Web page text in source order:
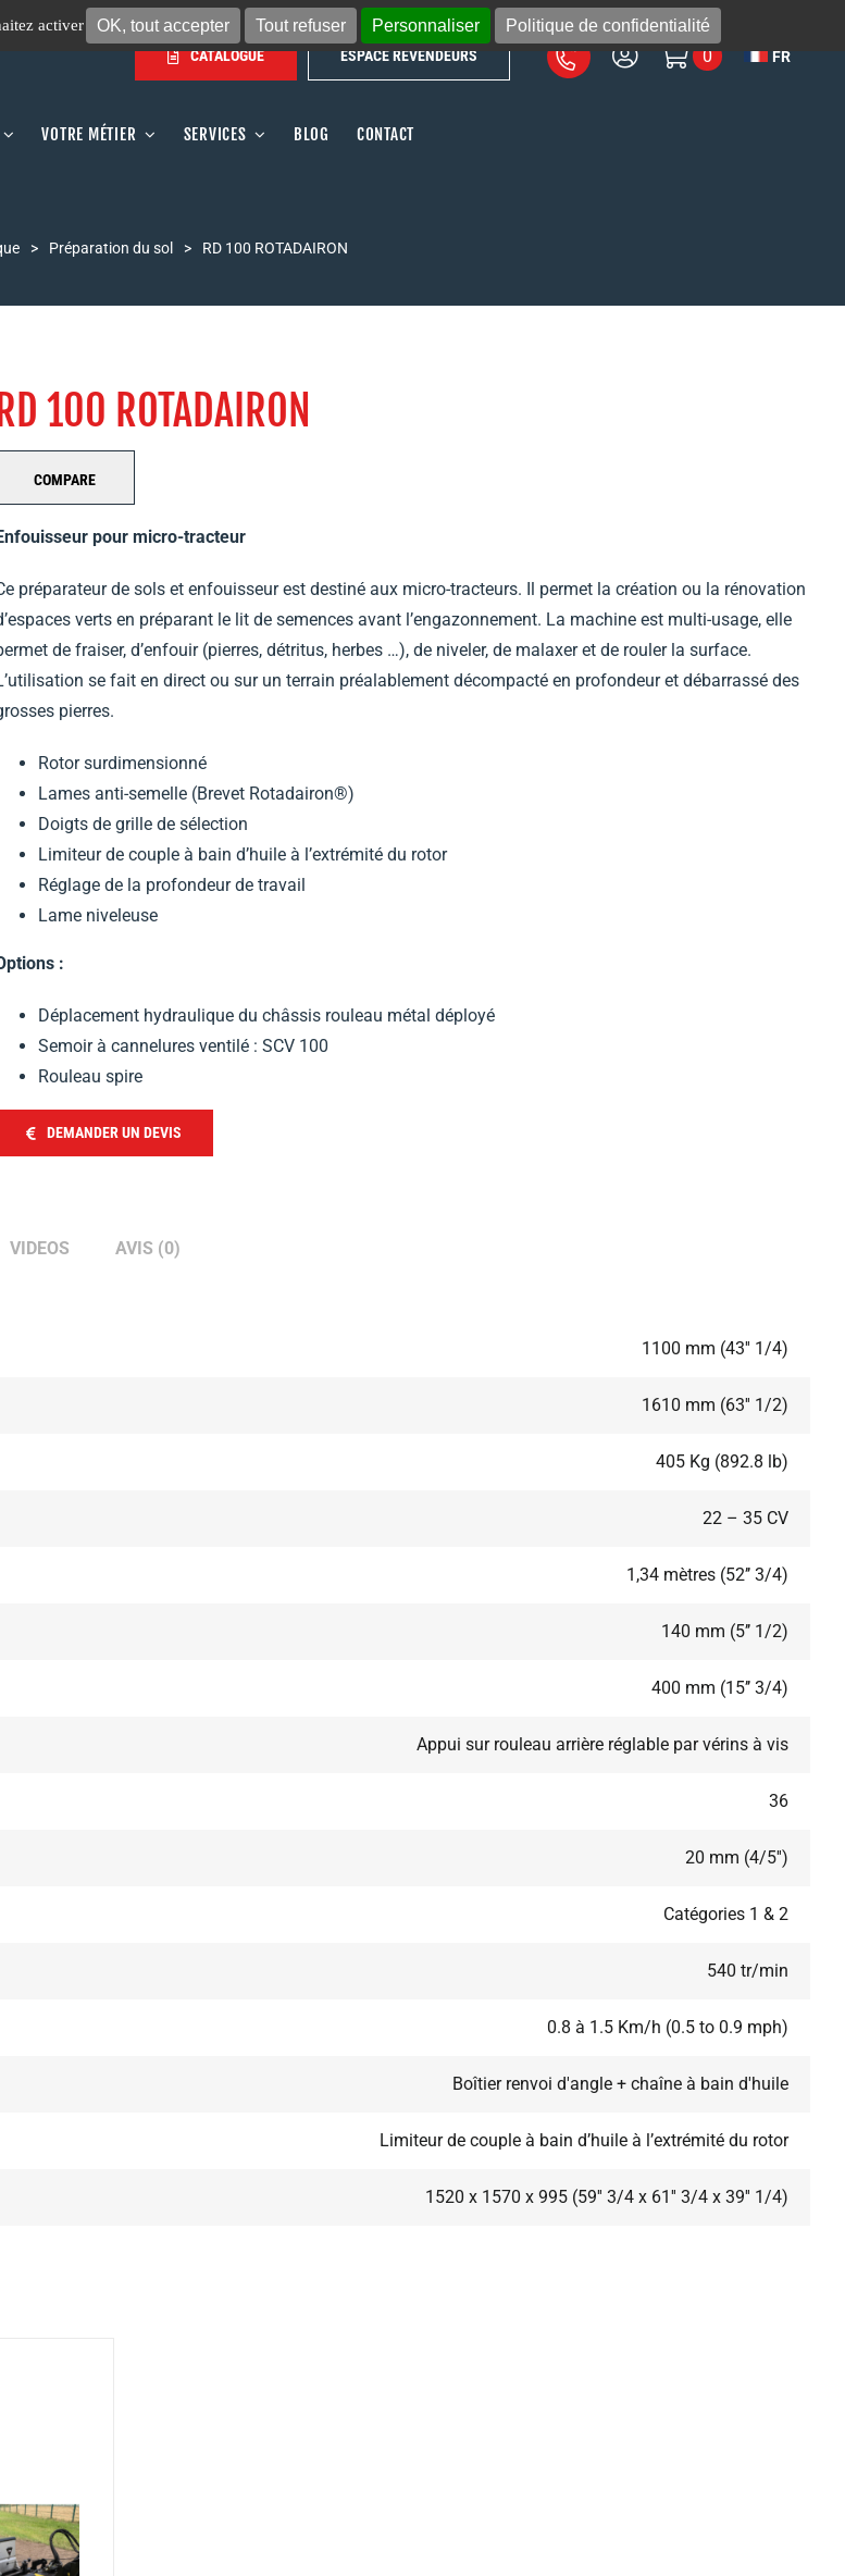
activer OK, tout accepter Tout refuser Personnaliser Politique de confidentialité
CATALOGUE ESPACE REVENDEURS 0 FR
VOTRE MÉTIER SERVICES BLOG CONTACT
> Préparation du sol > RD 100 ROTADAIRON
RD 100 ROTADAIRON
COMPARE
pour micro-tracteur
préparateur de sols et enfouisseur est destiné aux micro-tracteurs. Il permet la création ou la rénovation
verts en préparant le lit de semences avant l’engazonnement. La machine est multi-usage, elle
de fraiser, d’enfouir (pierres, détritus, herbes …), de niveler, de malaxer et de rouler la surface.
se fait en direct ou sur un terrain préalablement décompacté en profondeur et débarrassé des
pierres.
Rotor surdimensionné
Lames anti-semelle (Brevet Rotadairon®)
Doigts de grille de sélection
Limiteur de couple à bain d’huile à l’extrémité du rotor
Réglage de la profondeur de travail
Lame niveleuse
:
Déplacement hydraulique du châssis rouleau métal déployé
Semoir à cannelures ventilé : SCV 100
Rouleau spire
DEMANDER UN DEVIS
VIDEOS AVIS (0)
1100 mm (43'' 1/4)
1610 mm (63'' 1/2)
405 Kg (892.8 lb)
22 – 35 CV
1,34 mètres (52’’ 3/4)
140 mm (5’’ 1/2)
400 mm (15’’ 3/4)
Appui sur rouleau arrière réglable par vérins à vis
36
20 mm (4/5'')
Catégories 1 & 2
540 tr/min
0.8 à 1.5 Km/h (0.5 to 0.9 mph)
Boîtier renvoi d'angle + chaîne à bain d'huile
Limiteur de couple à bain d’huile à l’extrémité du rotor
1520 x 1570 x 995 (59'' 3/4 x 61'' 3/4 x 39'' 1/4)